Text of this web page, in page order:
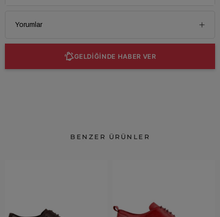
Yorumlar
GELDİĞİNDE HABER VER
BENZER ÜRÜNLER